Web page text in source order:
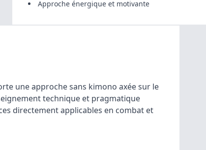
Approche énergique et motivante
une approche sans kimono axée sur le
technique et pragmatique
directement applicables en combat et